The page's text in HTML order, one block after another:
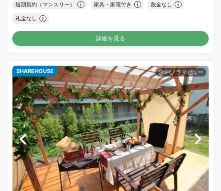
短期契約（マンスリー） 家具・家電付き 敷金なし
礼金なし
詳細を見る
SHAREHOUSE